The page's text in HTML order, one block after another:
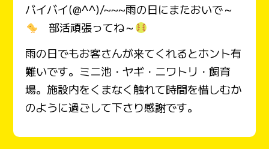
バイバイ(@^^)/~~~雨の日にまたおいで～
部活頑張ってね～
雨の日でもお客さんが来てくれるとホント有
難いです。ミニ池・ヤギ・ニワトリ・飼育
場。施設内をくまなく触れて時間を惜しむか
のように過ごして下さり感謝です。